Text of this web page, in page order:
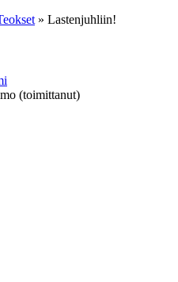
» Lastenjuhliin!
(toimittanut)